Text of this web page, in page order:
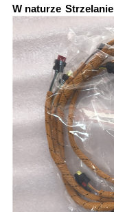
W naturze Strzelanie